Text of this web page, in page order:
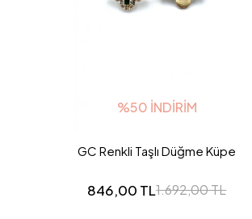
%50 İNDIRIM
GC Renkli Taşlı Düğme Küpe
846,00 TL1.692,00 TL